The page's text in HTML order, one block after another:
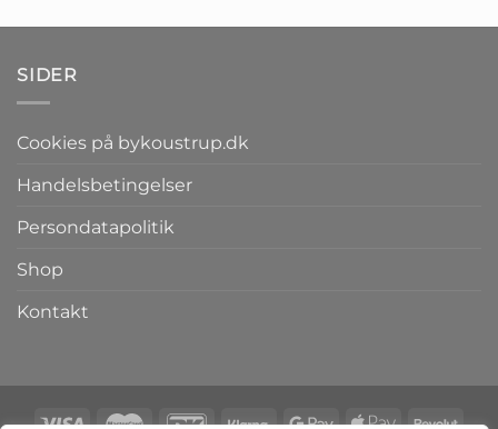
kr.150,00.kr.70,00.
kr.170,00.kr.99,00.
SIDER
Cookies på bykoustrup.dk
Handelsbetingelser
Persondatapolitik
Shop
Kontakt